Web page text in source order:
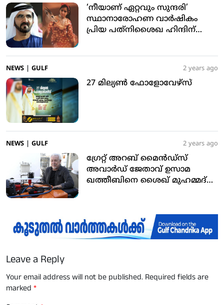
‘നീയാണ് ഏറ്റവും സുന്ദരി’
സ്ഥാനാരോഹണ വാര്‍ഷികം
പ്രിയ പത്‌നിശൈഖ ഹിന്ദിന്
NEWS GULF 2 years ago
27 മില്യണ്‍ ഫോളോവേഴ്സ്
NEWS GULF 2 years ago
ഗ്രേറ്റ് അറബ് മൈന്‍ഡ്‌സ്
അവാര്‍ഡ് ജേതാവ് ഉസാമ
ഖത്തീബിനെ ശൈഖ് മുഹമ്മദ്
Leave a Reply
Your email address will not be published. Required fields are
marked *